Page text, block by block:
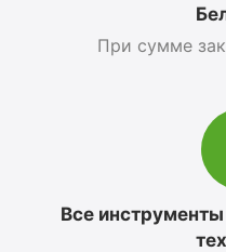
При сумме
Все